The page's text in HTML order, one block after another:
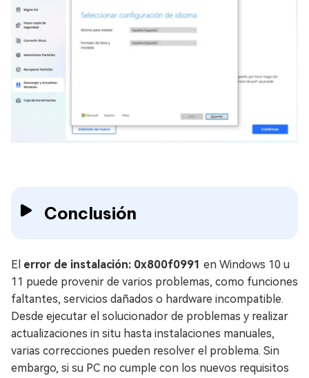
Conclusión
El error de instalación: 0x800f0991 en Windows 10 u
11 puede provenir de varios problemas, como funciones
faltantes, servicios dañados o hardware incompatible.
Desde ejecutar el solucionador de problemas y realizar
actualizaciones in situ hasta instalaciones manuales,
varias correcciones pueden resolver el problema. Sin
embargo, si su PC no cumple con los nuevos requisitos